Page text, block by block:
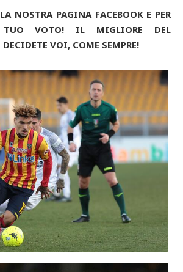
NOSTRA PAGINA FACEBOOK E PER
TUO VOTO! IL MIGLIORE DEL
VOI, COME SEMPRE!